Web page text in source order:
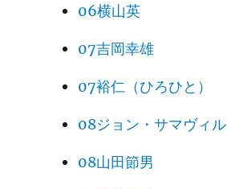
06横山英
07吉岡幸雄
07裕仁（ひろひと）
08ジョン・サマヴィル
08山田節男